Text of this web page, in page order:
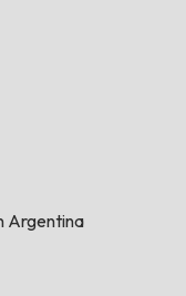
Argentina